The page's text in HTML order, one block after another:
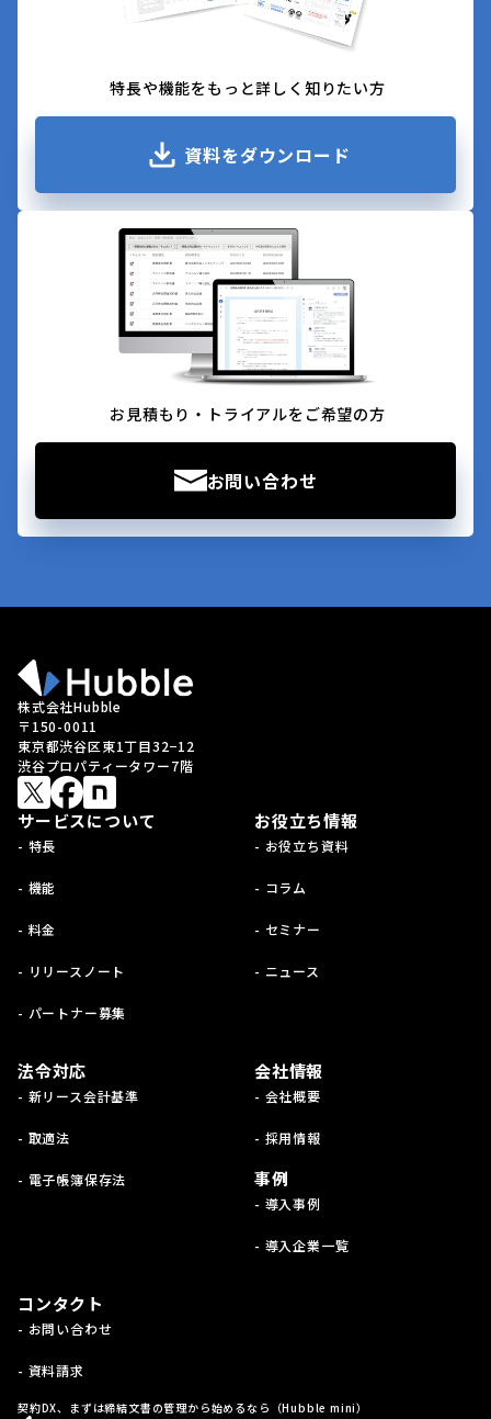
特長や機能をもっと詳しく知りたい方
資料をダウンロード
お見積もり・トライアルをご希望の方
お問い合わせ
株式会社Hubble
〒150-0011
東京都渋谷区東1丁目32−12
渋谷プロパティータワー7階
サービスについて
- 特長
- 機能
- 料金
- リリースノート
- パートナー募集
お役立ち情報
- お役立ち資料
- コラム
- セミナー
- ニュース
法令対応
- 新リース会計基準
- 取適法
- 電子帳簿保存法
会社情報
- 会社概要
- 採用情報
事例
- 導入事例
- 導入企業一覧
コンタクト
- お問い合わせ
- 資料請求
契約DX、まずは締結文書の管理から始めるなら（Hubble mini）